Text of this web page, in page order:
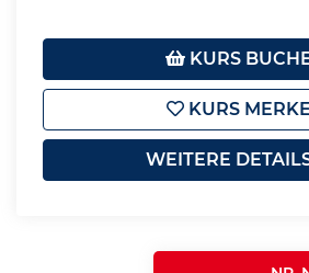
KURS
KURS
WEITERE